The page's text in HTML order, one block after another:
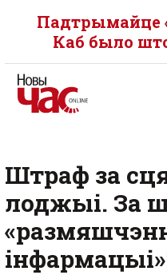
Падтрымайце
Каб было
Штраф за
лоджыі. За